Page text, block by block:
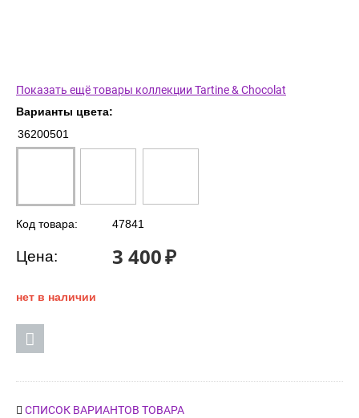
Показать ещё товары коллекции Tartine & Chocolat
Варианты цвета:
36200501
Код товара: 47841
Цена: 3 400₽
нет в наличии
СПИСОК ВАРИАНТОВ ТОВАРА